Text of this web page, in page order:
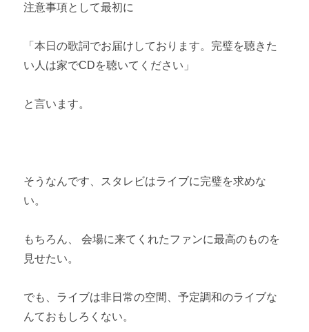
注意事項として最初に
「本日の歌詞でお届けしております。完璧を聴きた
い人は家でCDを聴いてください」
と言います。
そうなんです、スタレビはライブに完璧を求めな
い。
もちろん、 会場に来てくれたファンに最高のものを
見せたい。
でも、ライブは非日常の空間、予定調和のライブな
んておもしろくない。